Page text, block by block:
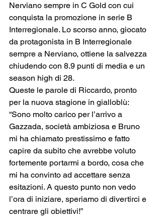
Nerviano sempre in C Gold con cui
conquista la promozione in serie B
Interregionale. Lo scorso anno, giocato
da protagonista in B Interregionale
sempre a Nerviano, ottiene la salvezza
chiudendo con 8.9 punti di media e un
season high di 28.
Queste le parole di Riccardo, pronto
per la nuova stagione in gialloblù:
“Sono molto carico per l’arrivo a
Gazzada, società ambiziosa e Bruno
mi ha chiamato prestissimo e fatto
capire da subito che avrebbe voluto
fortemente portarmi a bordo, cosa che
mi ha convinto ad accettare senza
esitazioni. A questo punto non vedo
l’ora di iniziare, speriamo di divertirci e
centrare gli obiettivi!”